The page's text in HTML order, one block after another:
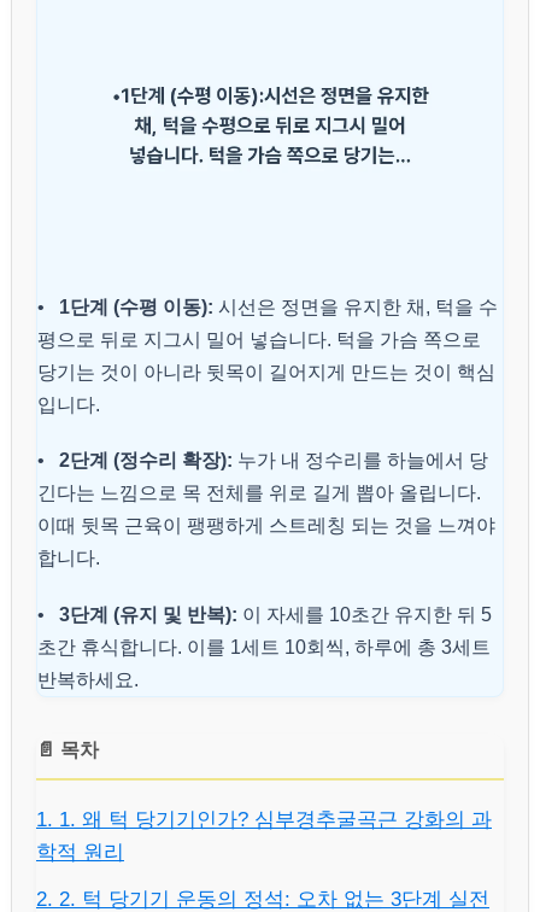
• 1단계 (수평 이동): 시선은 정면을 유지한 채, 턱을 수
평으로 뒤로 지그시 밀어 넣습니다. 턱을 가슴 쪽으로
당기는 것이 아니라 뒷목이 길어지게 만드는 것이 핵심
입니다.
• 2단계 (정수리 확장): 누가 내 정수리를 하늘에서 당
긴다는 느낌으로 목 전체를 위로 길게 뽑아 올립니다.
이때 뒷목 근육이 팽팽하게 스트레칭 되는 것을 느껴야
합니다.
• 3단계 (유지 및 반복): 이 자세를 10초간 유지한 뒤 5
초간 휴식합니다. 이를 1세트 10회씩, 하루에 총 3세트
반복하세요.
📄 목차
1. 1. 왜 턱 당기기인가? 심부경추굴곡근 강화의 과
학적 원리
2. 2. 턱 당기기 운동의 정석: 오차 없는 3단계 실전